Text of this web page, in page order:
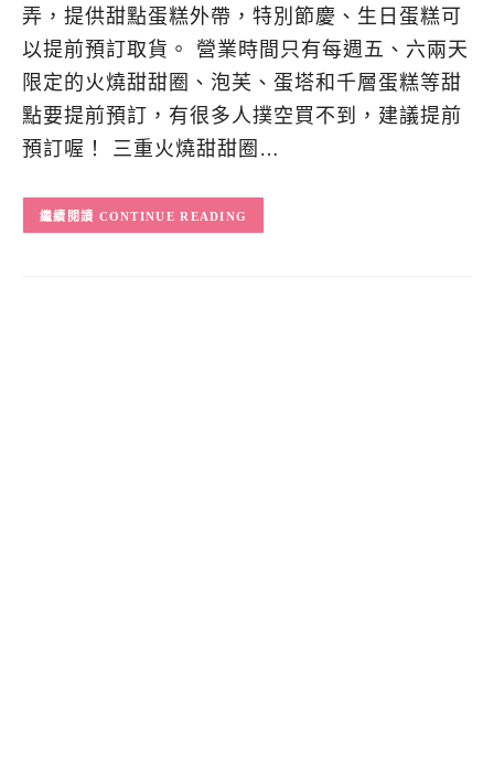
弄，提供甜點蛋糕外帶，特別節慶、生日蛋糕可
以提前預訂取貨。 營業時間只有每週五、六兩天
限定的火燒甜甜圈、泡芙、蛋塔和千層蛋糕等甜
點要提前預訂，有很多人撲空買不到，建議提前
預訂喔！ 三重火燒甜甜圈…
CONTINUE READING